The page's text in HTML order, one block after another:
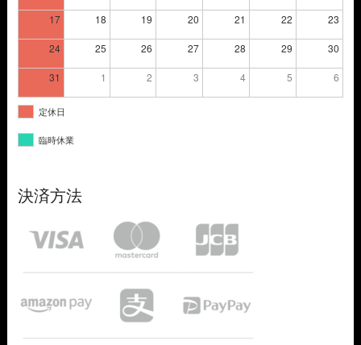
17 18 19 20 21 22 23
24 25 26 27 28 29 30
31 1 2 3 4 5 6
定休日
臨時休業
決済方法